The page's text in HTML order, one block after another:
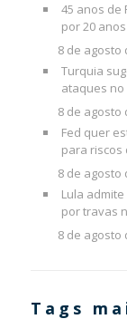
45 anos de
por 20 anos
8 de agosto
Turquia
ataques no
8 de agosto
Fed quer
para riscos
8 de agosto
Lula
por travas
8 de agosto
Tags